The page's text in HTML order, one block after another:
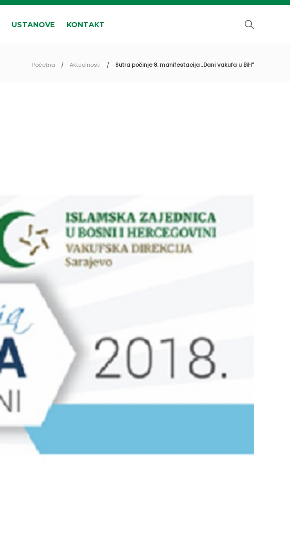
USTANOVE KONTAKT
Početna Aktuelnosti Sutra počinje 8. manifestacija „Dani vakufa u BiH“